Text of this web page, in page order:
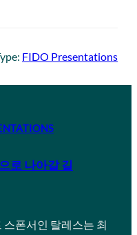
FIDO Presentations
로 나아갈 길
폰서인 탈레스는 최